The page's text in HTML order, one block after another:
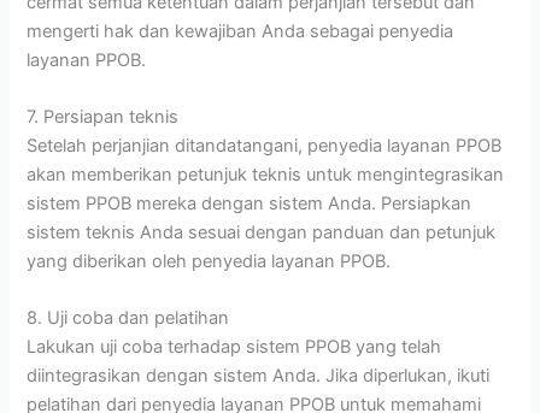
mengerti hak dan kewajiban Anda sebagai penyedia
layanan PPOB.
7. Persiapan teknis
Setelah perjanjian ditandatangani, penyedia layanan PPOB
akan memberikan petunjuk teknis untuk mengintegrasikan
sistem PPOB mereka dengan sistem Anda. Persiapkan
sistem teknis Anda sesuai dengan panduan dan petunjuk
yang diberikan oleh penyedia layanan PPOB.
8. Uji coba dan pelatihan
Lakukan uji coba terhadap sistem PPOB yang telah
diintegrasikan dengan sistem Anda. Jika diperlukan, ikuti
pelatihan dari penyedia layanan PPOB untuk memahami